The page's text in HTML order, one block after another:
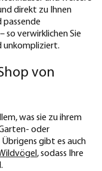
direkt zu Ihnen
so verwirklichen Sie
unkompliziert.
von
was sie zu ihrem
oder
gibt es auch
, sodass Ihre